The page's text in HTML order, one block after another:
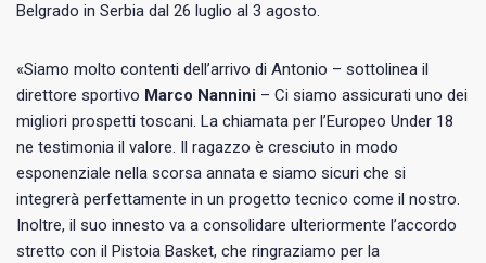
Belgrado in Serbia dal 26 luglio al 3 agosto.
«Siamo molto contenti dell’arrivo di Antonio – sottolinea il
direttore sportivo Marco Nannini – Ci siamo assicurati uno dei
migliori prospetti toscani. La chiamata per l’Europeo Under 18
ne testimonia il valore. Il ragazzo è cresciuto in modo
esponenziale nella scorsa annata e siamo sicuri che si
integrerà perfettamente in un progetto tecnico come il nostro.
Inoltre, il suo innesto va a consolidare ulteriormente l’accordo
stretto con il Pistoia Basket, che ringraziamo per la